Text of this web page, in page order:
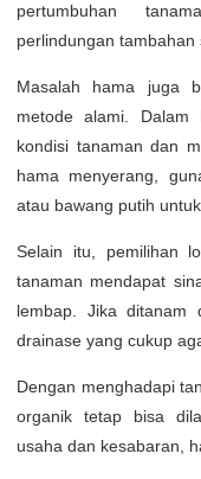
pertumbuhan
perlindungan
Masalah hama juga
metode alami.
kondisi tanaman dan
hama menyerang,
atau bawang putih
Selain itu, pemilihan
tanaman mendapat
lembap. Jika ditanam
drainase yang cukup
Dengan menghadapi
organik tetap bisa
usaha dan kesabaran,